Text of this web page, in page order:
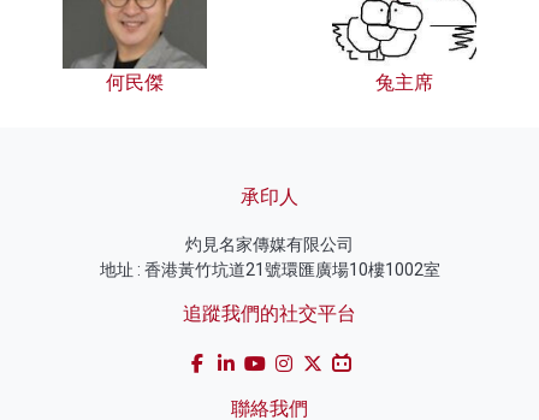
何民傑 兔主席
承印人
灼見名家傳媒有限公司
地址 : 香港黃竹坑道21號環匯廣場10樓1002室
追蹤我們的社交平台
聯絡我們